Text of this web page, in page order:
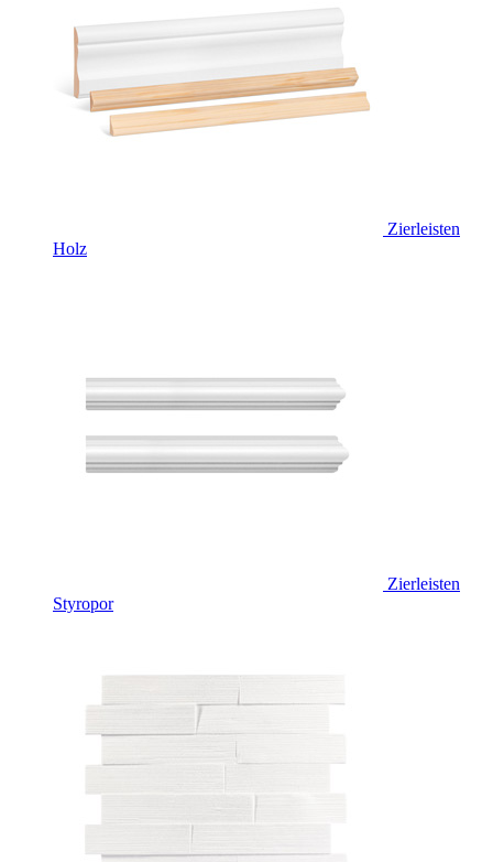
Zierleisten
Holz
Zierleisten
Styropor